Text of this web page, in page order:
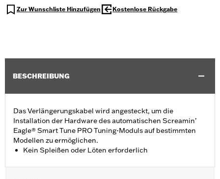
Zur Wunschliste Hinzufügen Kostenlose Rückgabe
BESCHREIBUNG
Das Verlängerungskabel wird angesteckt, um die
Installation der Hardware des automatischen Screamin’
Eagle® Smart Tune PRO Tuning-Moduls auf bestimmten
Modellen zu ermöglichen.
Kein Spleißen oder Löten erforderlich